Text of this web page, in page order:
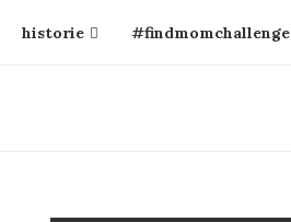
historie #findmomchallenge